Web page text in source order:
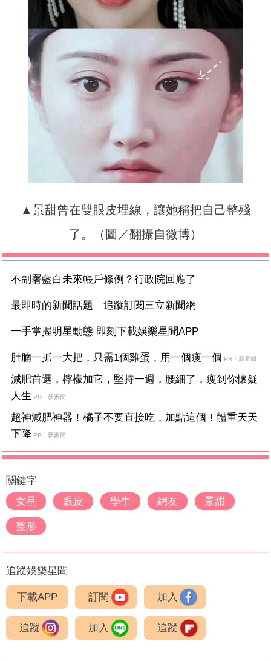
▲景甜曾在雙眼皮埋線，讓她稱把自己整殘
了。（圖／翻攝自微博）
不副署藍白未來帳戶條例？行政院回應了
最即時的新聞話題 追蹤訂閱三立新聞網
一手掌握明星動態 即刻下載娛樂星聞APP
肚腩一抓一大把，只需1個雞蛋，用一個瘦一個 PR・新素簡
減肥首選，檸檬加它，堅持一週，腰細了，瘦到你懷疑
人生 PR・新素簡
超神減肥神器！橘子不要直接吃，加點這個！體重天天
下降 PR・新素簡
關鍵字
女星
眼皮 學生 網友 景甜
整形
追蹤娛樂星聞
下載APP 訂閱 加入
追蹤 加入 追蹤